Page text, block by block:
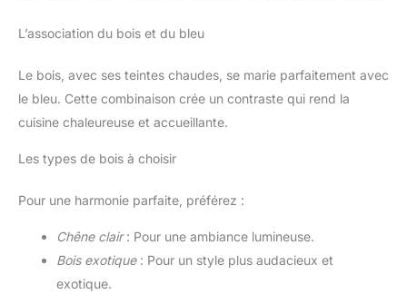
L’association du bois et du bleu
Le bois, avec ses teintes chaudes, se marie parfaitement avec
le bleu. Cette combinaison crée un contraste qui rend la
cuisine chaleureuse et accueillante.
Les types de bois à choisir
Pour une harmonie parfaite, préférez :
Chêne clair: Pour une ambiance lumineuse.
Bois exotique: Pour un style plus audacieux et
exotique.